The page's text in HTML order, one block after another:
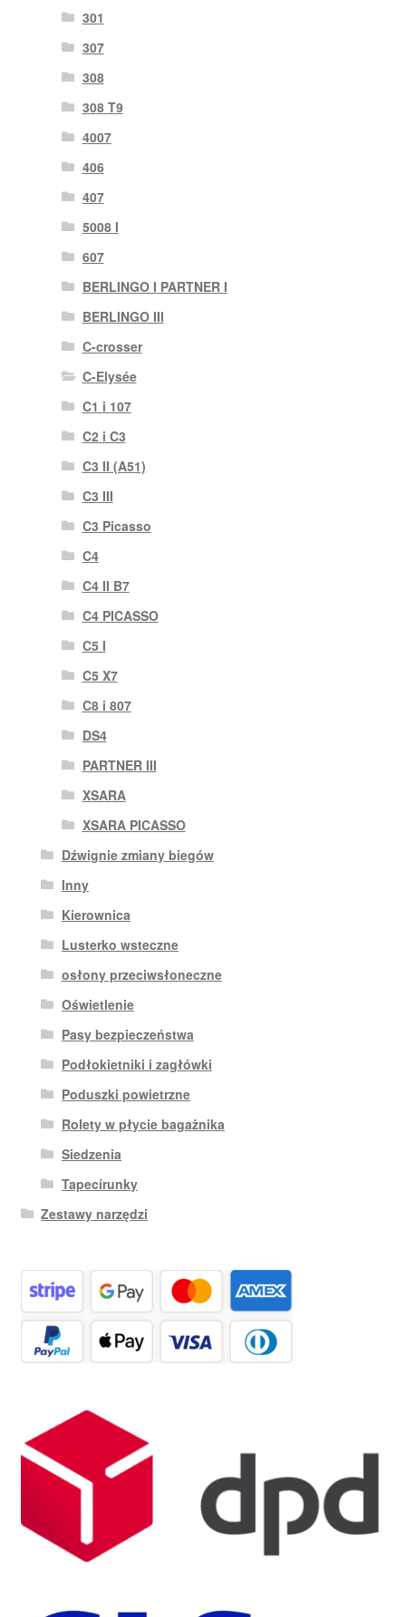
301
307
308
308 T9
4007
406
407
5008 I
607
BERLINGO I PARTNER I
BERLINGO III
C-crosser
C-Elysée
C1 i 107
C2 i C3
C3 II (A51)
C3 III
C3 Picasso
C4
C4 II B7
C4 PICASSO
C5 I
C5 X7
C8 i 807
DS4
PARTNER III
XSARA
XSARA PICASSO
Dźwignie zmiany biegów
Inny
Kierownica
Lusterko wsteczne
osłony przeciwsłoneczne
Oświetlenie
Pasy bezpieczeństwa
Podłokietniki i zagłówki
Poduszki powietrzne
Rolety w płycie bagażnika
Siedzenia
Tapecírunky
Zestawy narzędzi